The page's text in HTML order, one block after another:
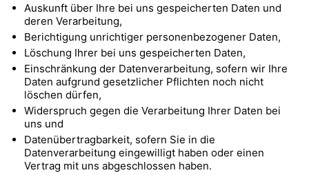
Auskunft über Ihre bei uns gespeicherten Daten und
deren Verarbeitung,
Berichtigung unrichtiger personenbezogener Daten,
Löschung Ihrer bei uns gespeicherten Daten,
Einschränkung der Datenverarbeitung, sofern wir Ihre
Daten aufgrund gesetzlicher Pflichten noch nicht
löschen dürfen,
Widerspruch gegen die Verarbeitung Ihrer Daten bei
uns und
Datenübertragbarkeit, sofern Sie in die
Datenverarbeitung eingewilligt haben oder einen
Vertrag mit uns abgeschlossen haben.